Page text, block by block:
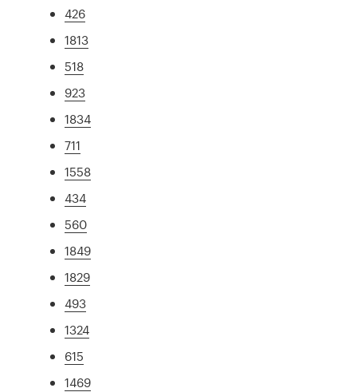
426
1813
518
923
1834
711
1558
434
560
1849
1829
493
1324
615
1469